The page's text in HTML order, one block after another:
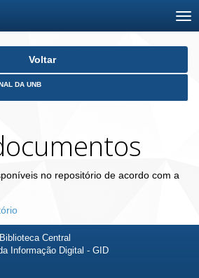
Voltar
DA UNB
no repositório de acordo com a
Central
Informação Digital - GID